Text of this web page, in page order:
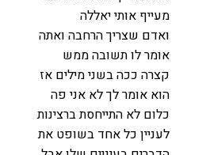
מעייף אותי יאללה
ואדם שצריך הרחבה ואתה
אומר לו תשובה ממש
קצרה ככה בשני מילים אז
הוא אומר לך לא אני פה
כלום לא התייחסת ברצינות
לעניין כל אחד בשופט את